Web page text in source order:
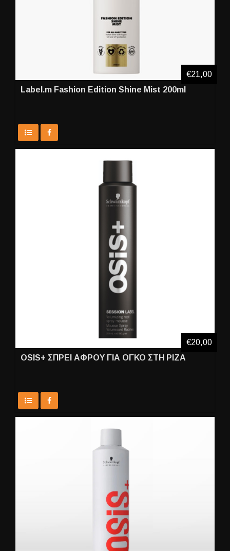
Label.m Fashion Edition Shine Mist 200ml
€21,00
OSIS+ ΣΠΡΕΙ ΑΦΡΟΥ ΓΙΑ ΟΓΚΟ ΣΤΗ ΡΙΖΑ
€20,00